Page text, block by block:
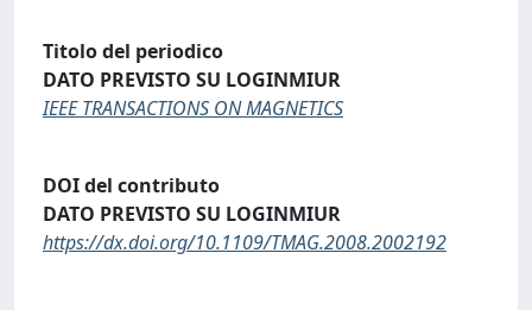
Titolo del periodico
DATO PREVISTO SU LOGINMIUR
IEEE TRANSACTIONS ON MAGNETICS
DOI del contributo
DATO PREVISTO SU LOGINMIUR
https://dx.doi.org/10.1109/TMAG.2008.2002192